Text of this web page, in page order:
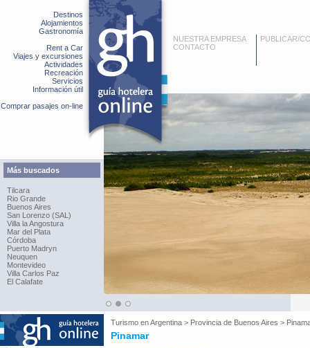
Destinos
Alojamientos
Gastronomía
Rent a Car
Viajes y excursiones
Actividades
Recreación
Servicios
Información útil
Comprar pasajes on-line
Más buscados
Tilcara
Rio Grande
Buenos Aires
San Lorenzo (SAL)
Villa la Angostura
Mar del Plata
Córdoba
Puerto Madryn
Neuquen
Montevideo
Villa Carlos Paz
El Calafate
NUESTRA EMPRESA
CONTACTO
PUBLICAR/
Turismo enArgentina > Provincia de Buenos Aires >
Pinamar